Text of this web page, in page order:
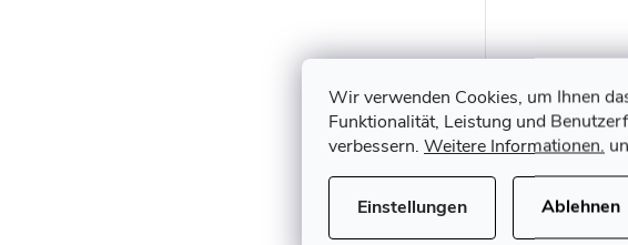
Wir verwenden Cookies, um Ihnen
Funktionalität, Leistung und
verbessern. Weitere Informationen.
Einstellungen Ablehnen
Japanischer
Schleifstein
und Sense -
1000
€10,39 ohne MwSt.
€12,36